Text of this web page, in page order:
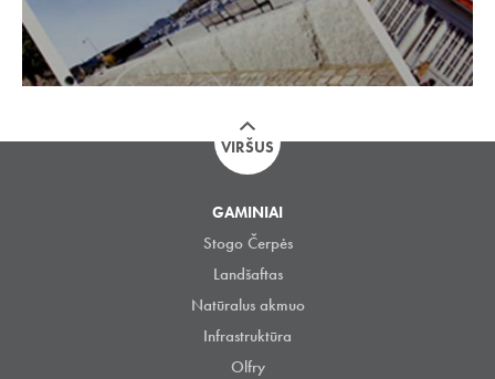
VIRŠUS
GAMINIAI
Stogo Čerpės
Landšaftas
Natūralus akmuo
Infrastruktūra
Olfry